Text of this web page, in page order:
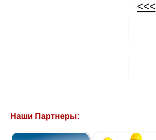
<<<
Наши Партнеры: